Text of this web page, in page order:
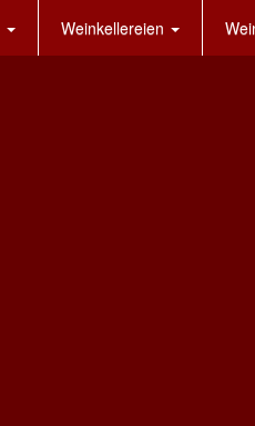
Weinkellereien